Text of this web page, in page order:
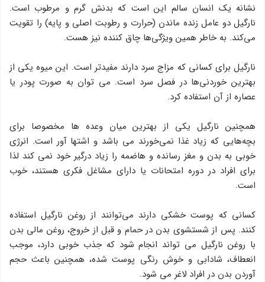
نشانه یک انسان سالم این است که بدنش گرم و مرطوب است.
نارگیل دو عامل زنده ماندن (حرارت و رطوبت اصلی و پایه) را تقویت
می‌کند. به خاطر همین ویژگی‌ها چاق کننده نیز هست.
نارگیل برای کسانی که مزاج سرد دارند مفیدتر است. این میوه یکی از
بهترین خوردنی‌ها در فصل سرد است. می توان به صورت پودر یا
عصاره از آن استفاده کرد.
همچنین نارگیل یکی از بهترین میان وعده ها مخصوصا برای
بچه‌هایی که زیاد غذا نمی‌خورند می باشد و اشتها آور است. انرژی
خوبی به بدن و مغز رسانده و هاضمه را زیاد درگیر خود نمی کند لذا
برای افراد در دوره امتحانات یا دارای مشاغل فکری هستند، خوب
است.
کسانی که پوست خشکی دارند می‌توانند از روغن نارگیل استفاده
کنند. پس از شستشوی بدن در حمام و قبل از خروج، روغن مالی بدن
با روغن نارگیل می تواند انجام شود که جذب خوبی دارد، موجب
انعطاف، شادابی و خوش رنگی پوست شده، همچنین باعث حجم
آوردن بدن در افراد لاغر می شود.